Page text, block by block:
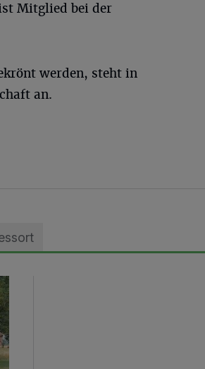
Mitglied bei der
werden, steht in
an.